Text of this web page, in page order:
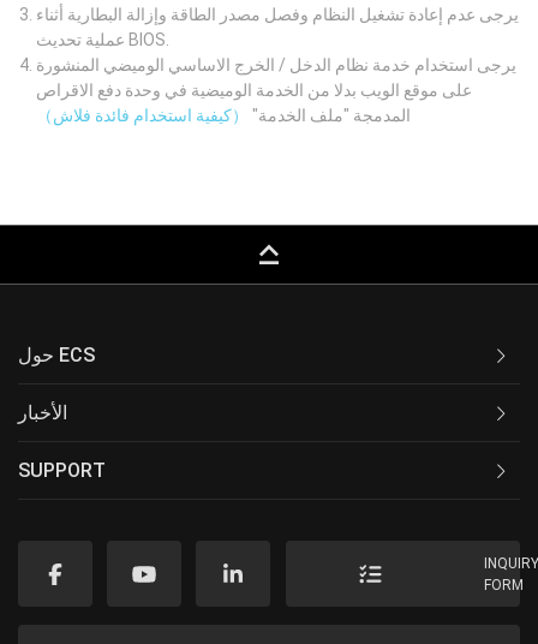
يرجى عدم إعادة تشغيل النظام وفصل مصدر الطاقة وإزالة البطارية أثناء
عملية تحديث BIOS.
يرجى استخدام خدمة نظام الدخل / الخرج الاساسي الوميضي المنشورة
على موقع الويب بدلا من الخدمة الوميضية في وحدة دفع الاقراص
المدمجة "ملف الخدمة"
（كيفية استخدام فائدة فلاش）
keyboard_capslock
حول ECS
الأخبار
SUPPORT
FORM